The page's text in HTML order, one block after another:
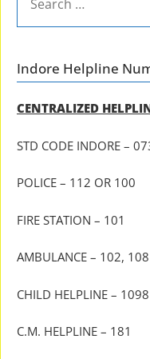
FOR:
Indore Helpline
CENTRALIZED
STD CODE INDORE –
POLICE – 112 OR 100
FIRE STATION – 101
AMBULANCE – 102, 108
CHILD HELPLINE – 1098
C.M. HELPLINE – 181